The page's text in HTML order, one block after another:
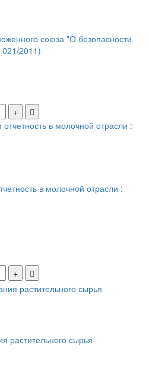
союза "О безопасности
2011)
в молочной отрасли :
растительного сырья